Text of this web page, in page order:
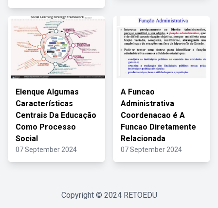
Elenque Algumas
Características
Centrais Da Educação
Como Processo
Social
07 September 2024
A Funcao
Administrativa
Coordenacao é A
Funcao Diretamente
Relacionada
07 September 2024
Copyright © 2024 RETOEDU